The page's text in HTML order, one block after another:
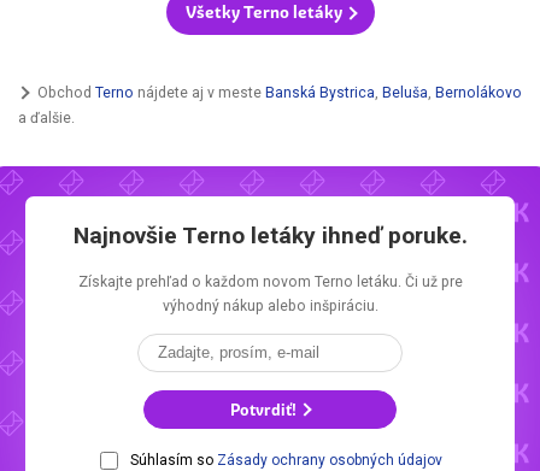
Všetky Terno letáky
Obchod Terno nájdete aj v meste Banská Bystrica, Beluša, Bernolákovo
a ďalšie.
Najnovšie Terno letákyihneď poruke.
Získajte prehľad o každom novom Terno letáku. Či už pre
výhodný nákup alebo inšpiráciu.
Potvrdiť!
Súhlasím so Zásady ochrany osobných údajov